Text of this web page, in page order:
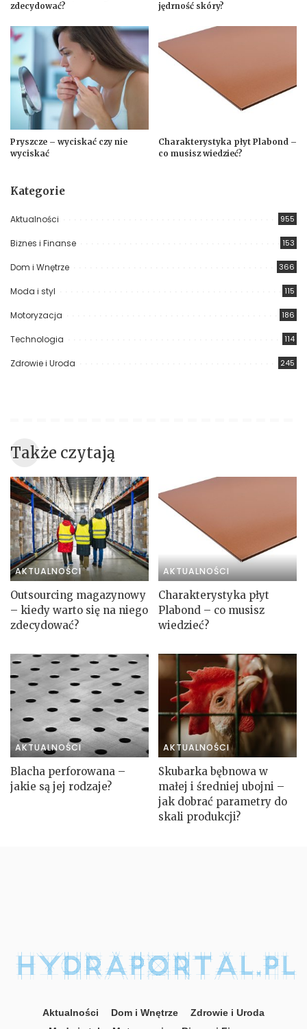
zdecydować?
jędrność skóry?
Pryszcze – wyciskać czy nie
wyciskać
Charakterystyka płyt Plabond –
co musisz wiedzieć?
Kategorie
Aktualności 955
Biznes i Finanse 153
Dom i Wnętrze 366
Moda i styl 115
Motoryzacja 186
Technologia 114
Zdrowie i Uroda 245
Także czytają
AKTUALNOŚCI
Outsourcing magazynowy
– kiedy warto się na niego
zdecydować?
AKTUALNOŚCI
Charakterystyka płyt
Plabond – co musisz
wiedzieć?
AKTUALNOŚCI
Blacha perforowana –
jakie są jej rodzaje?
AKTUALNOŚCI
Skubarka bębnowa w
małej i średniej ubojni –
jak dobrać parametry do
skali produkcji?
Aktualności Dom i Wnętrze
Zdrowie i Uroda